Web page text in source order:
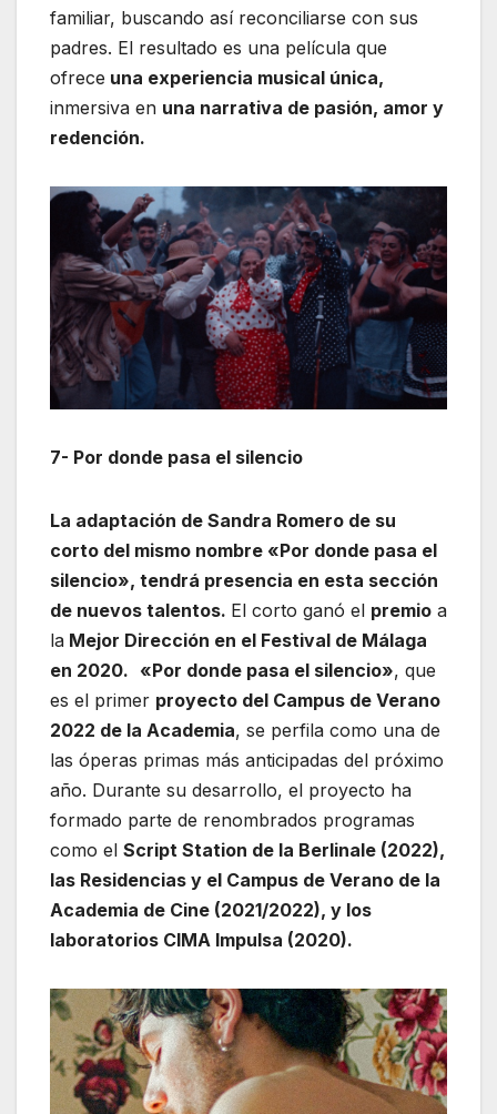
familiar, buscando así reconciliarse con sus
padres. El resultado es una película que
ofrece una experiencia musical única,
inmersiva en una narrativa de pasión, amor y
redención.
7- Por donde pasa el silencio
La adaptación de Sandra Romero de su
corto del mismo nombre «Por donde pasa el
silencio», tendrá presencia en esta sección
de nuevos talentos. El corto ganó el premio a
la Mejor Dirección en el Festival de Málaga
en 2020. «Por donde pasa el silencio», que
es el primer proyecto del Campus de Verano
2022 de la Academia, se perfila como una de
las óperas primas más anticipadas del próximo
año. Durante su desarrollo, el proyecto ha
formado parte de renombrados programas
como el Script Station de la Berlinale (2022),
las Residencias y el Campus de Verano de la
Academia de Cine (2021/2022), y los
laboratorios CIMA Impulsa (2020).